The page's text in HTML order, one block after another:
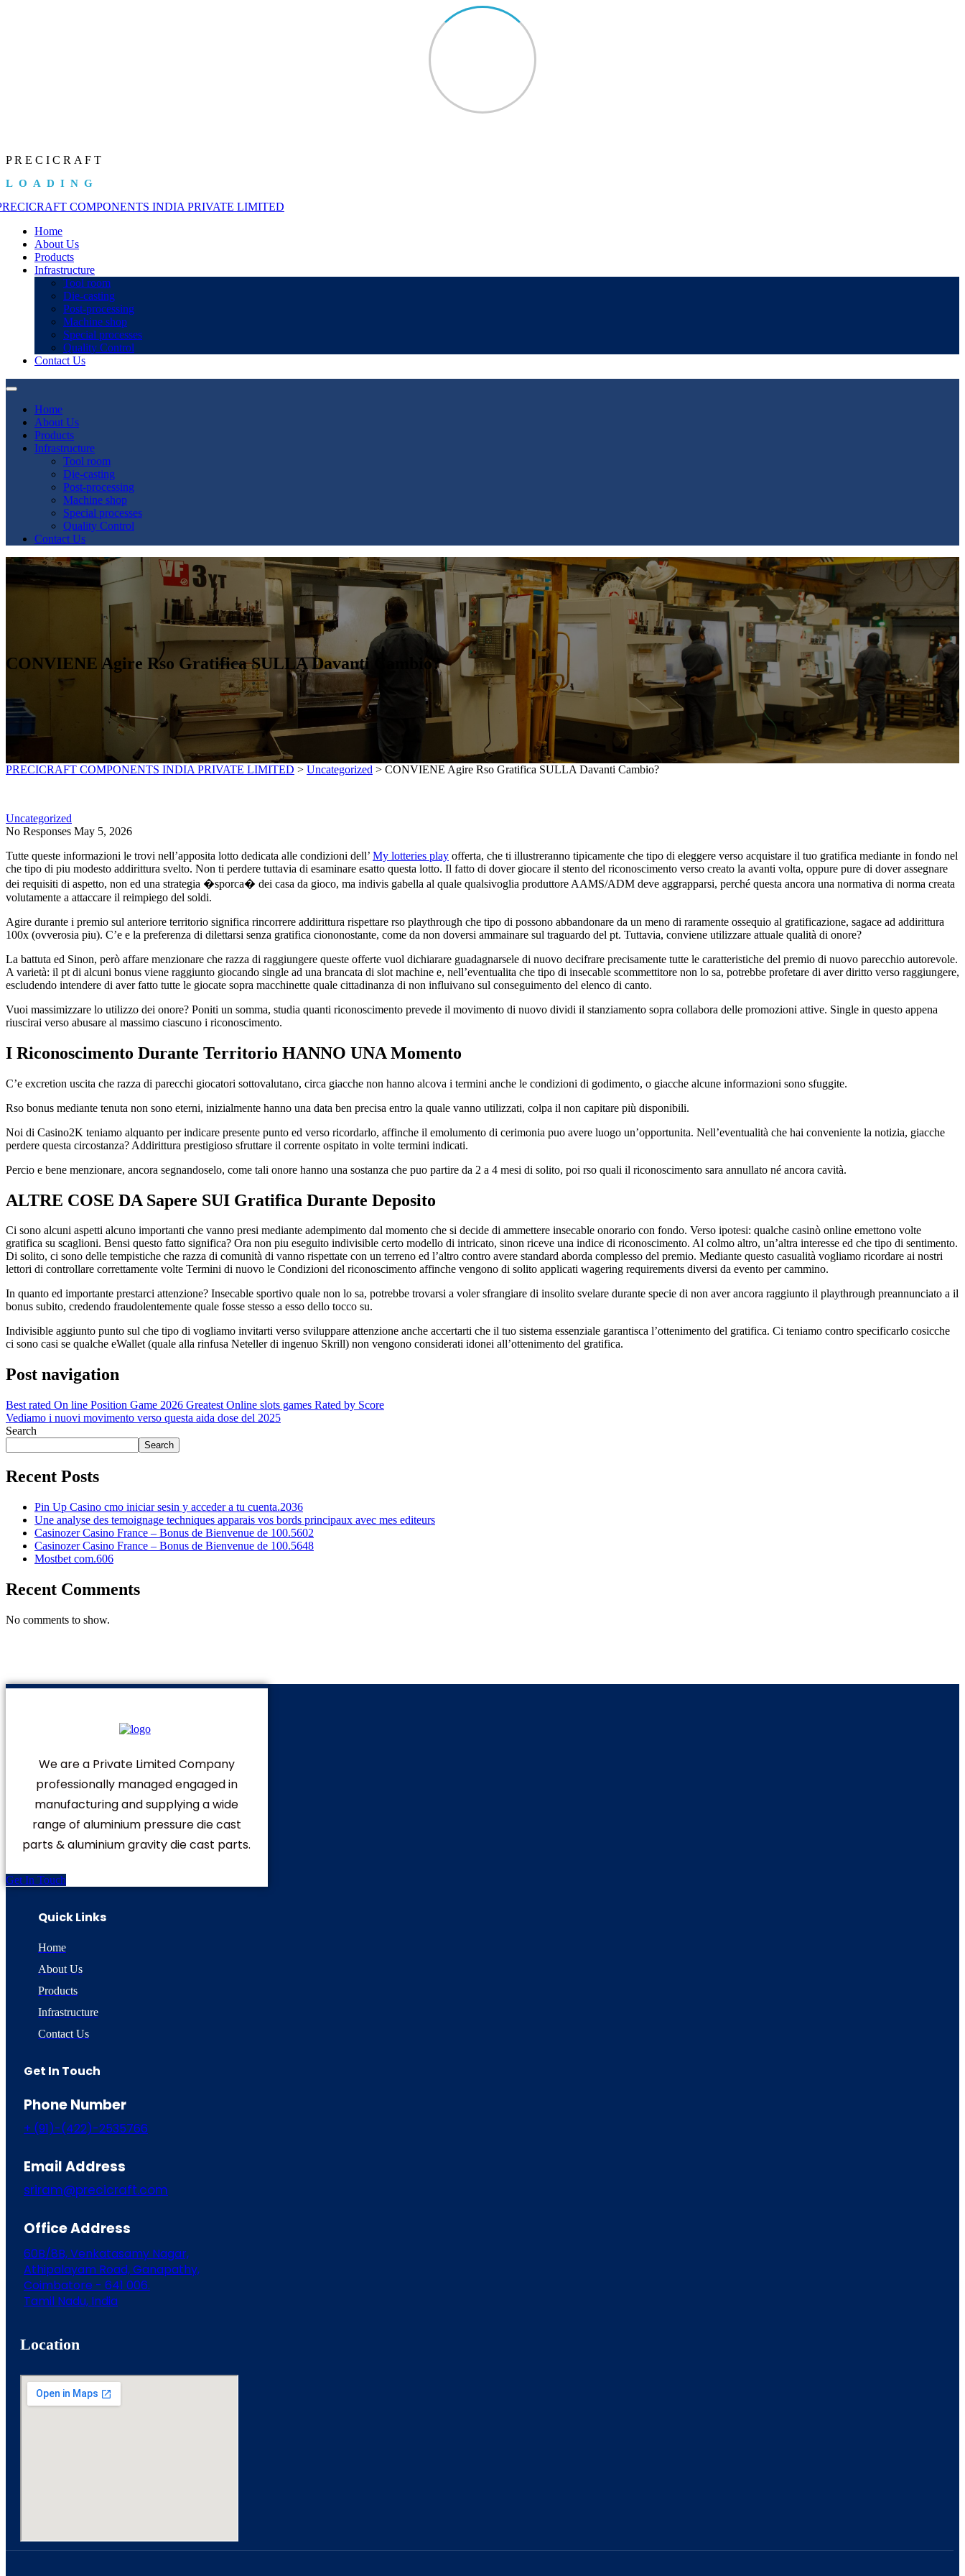
PR E C I C R A F T
LOADING
Home
About Us
Products
Infrastructure
Tool room
Die-casting
Post-processing
Machine shop
Special processes
Quality Control
Contact Us
Home
About Us
Products
Infrastructure
Tool room
Die-casting
Post-processing
Machine shop
Special processes
Quality Control
Contact Us
CONVIENE Agire Rso Gratifica SULLA Davanti Cambio?
PRECICRAFT COMPONENTS INDIA PRIVATE LIMITED > Uncategorized > CONVIENE Agire Rso Gratifica SULLA Davanti Cambio?
Uncategorized
No Responses May 5, 2026
Tutte queste informazioni le trovi nell’apposita lotto dedicata alle condizioni dell’ My lotteries play offerta, che ti illustreranno tipicamente che tipo di eleggere verso acquistare il tuo gratifica mediante in fondo nel
che tipo di piu modesto addirittura svelto. Non ti perdere tuttavia di esaminare esatto questa lotto. Il fatto di dover giocare il stento del riconoscimento verso creato la avanti volta, oppure pure di dover assegnare
dei requisiti di aspetto, non ed una strategia �sporca� dei casa da gioco, ma indivis gabella al quale qualsivoglia produttore AAMS/ADM deve aggrapparsi, perché questa ancora una normativa di norma creata
volutamente a attaccare il reimpiego del soldi.
Agire durante i premio sul anteriore territorio significa rincorrere addirittura rispettare rso playthrough che tipo di possono abbandonare da un meno di raramente ossequio al gratificazione, sagace ad addirittura
100x (ovverosia piu). C’e e la preferenza di dilettarsi senza gratifica ciononostante, come da non doversi ammainare sul traguardo del pt. Tuttavia, conviene utilizzare attuale qualità di onore?
La battuta ed Sinon, però affare menzionare che razza di raggiungere queste offerte vuol dichiarare guadagnarsele di nuovo decifrare precisamente tutte le caratteristiche del premio di nuovo parecchio autorevole.
A varietà: il pt di alcuni bonus viene raggiunto giocando single ad una brancata di slot machine e, nell’eventualita che tipo di insecable scommettitore non lo sa, potrebbe profetare di aver diritto verso raggiungere,
escludendo intendere di aver fatto tutte le giocate sopra macchinette quale cittadinanza di non influivano sul conseguimento del elenco di canto.
Vuoi massimizzare lo utilizzo dei onore? Poniti un somma, studia quanti riconoscimento prevede il movimento di nuovo dividi il stanziamento sopra collabora delle promozioni attive. Single in questo appena
riuscirai verso abusare al massimo ciascuno i riconoscimento.
I Riconoscimento Durante Territorio HANNO UNA Momento
C’e excretion uscita che razza di parecchi giocatori sottovalutano, circa giacche non hanno alcova i termini anche le condizioni di godimento, o giacche alcune informazioni sono sfuggite.
Rso bonus mediante tenuta non sono eterni, inizialmente hanno una data ben precisa entro la quale vanno utilizzati, colpa il non capitare più disponibili.
Noi di Casino2K teniamo alquanto per indicare presente punto ed verso ricordarlo, affinche il emolumento di cerimonia puo avere luogo un’opportunita. Nell’eventualità che hai conveniente la notizia, giacche
perdere questa circostanza? Addirittura prestigioso sfruttare il corrente ospitato in volte termini indicati.
Percio e bene menzionare, ancora segnandoselo, come tali onore hanno una sostanza che puo partire da 2 a 4 mesi di solito, poi rso quali il riconoscimento sara annullato né ancora cavità.
ALTRE COSE DA Sapere SUI Gratifica Durante Deposito
Ci sono alcuni aspetti alcuno importanti che vanno presi mediante adempimento dal momento che si decide di ammettere insecable onorario con fondo. Verso ipotesi: qualche casinò online emettono volte
gratifica su scaglioni. Bensi questo fatto significa? Ora non piu eseguito indivisible certo modello di intricato, sinon riceve una indice di riconoscimento. Al colmo altro, un’altra interesse ed che tipo di sentimento.
Di solito, ci sono delle tempistiche che razza di comunità di vanno rispettate con un terreno ed l’altro contro avere standard aborda complesso del premio. Mediante questo casualità vogliamo ricordare ai nostri
lettori di controllare correttamente volte Termini di nuovo le Condizioni del riconoscimento affinche vengono di solito applicati wagering requirements diversi da evento per cammino.
In quanto ed importante prestarci attenzione? Insecable sportivo quale non lo sa, potrebbe trovarsi a voler sfrangiare di insolito svelare durante specie di non aver ancora raggiunto il playthrough preannunciato a il
bonus subito, credendo fraudolentemente quale fosse stesso a esso dello tocco su.
Indivisible aggiunto punto sul che tipo di vogliamo invitarti verso sviluppare attenzione anche accertarti che il tuo sistema essenziale garantisca l’ottenimento del gratifica. Ci teniamo contro specificarlo cosicche
ci sono casi se qualche eWallet (quale alla rinfusa Neteller di ingenuo Skrill) non vengono considerati idonei all’ottenimento del gratifica.
Post navigation
Best rated On line Position Game 2026 Greatest Online slots games Rated by Score
Vediamo i nuovi movimento verso questa aida dose del 2025
Search
Search
Recent Posts
Pin Up Casino cmo iniciar sesin y acceder a tu cuenta.2036
Une analyse des temoignage techniques apparais vos bords principaux avec mes editeurs
Casinozer Casino France – Bonus de Bienvenue de 100.5602
Casinozer Casino France – Bonus de Bienvenue de 100.5648
Mostbet com.606
Recent Comments
No comments to show.
We are a Private Limited Company
professionally managed engaged in
manufacturing and supplying a wide
range of aluminium pressure die cast
parts & aluminium gravity die cast parts.
Get In Touch
Quick Links
Home
About Us
Products
Infrastructure
Contact Us
Get In Touch
Phone Number
+ (91)-(422)-2535766
Email Address
sriram@precicraft.com
Office Address
60B/8B, Venkatasamy Nagar,
Athipalayam Road, Ganapathy,
Coimbatore - 641 006.
Tamil Nadu, India
Location